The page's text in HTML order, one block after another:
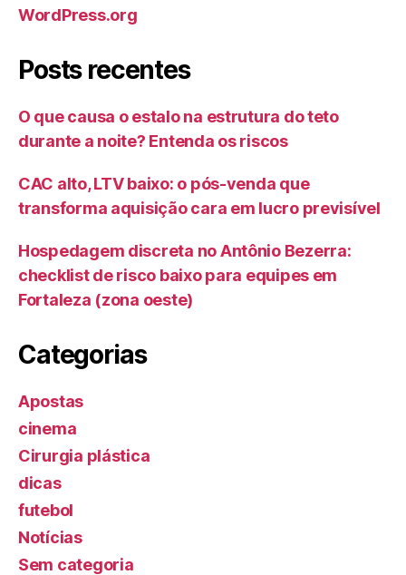
WordPress.org
Posts recentes
O que causa o estalo na estrutura do teto
durante a noite? Entenda os riscos
CAC alto, LTV baixo: o pós-venda que
transforma aquisição cara em lucro previsível
Hospedagem discreta no Antônio Bezerra:
checklist de risco baixo para equipes em
Fortaleza (zona oeste)
Categorias
Apostas
cinema
Cirurgia plástica
dicas
futebol
Notícias
Sem categoria